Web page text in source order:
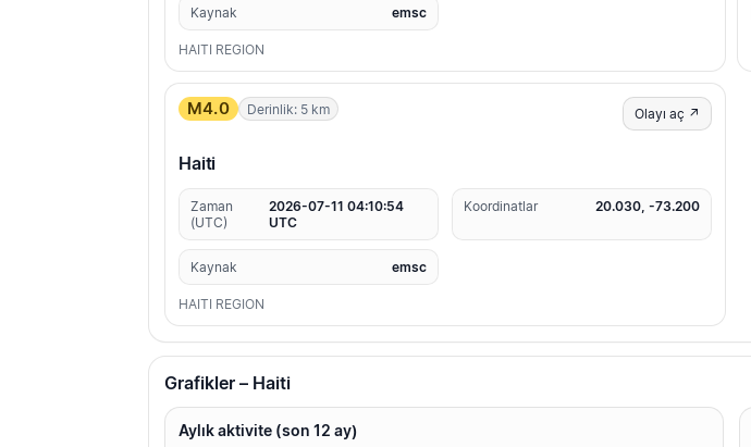
Kaynak emsc
HAITI REGION
M4.0 Derinlik: 5 km Olayı aç ↗
Haiti
Zaman
(UTC)
2026-07-11 04:10:54
UTC
Koordinatlar 20.030, -73.200
Kaynak emsc
HAITI REGION
Grafikler – Haiti
Aylık aktivite (son 12 ay)